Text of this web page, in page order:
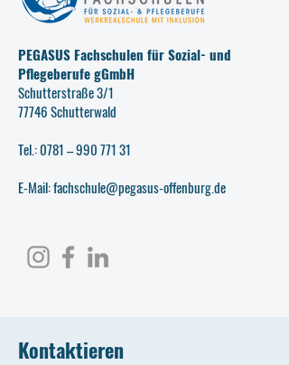
PEGASUS Fachschulen für Sozial- und
Pflegeberufe gGmbH
Schutterstraße 3/1
77746 Schutterwald
Tel.: 0781 –990 771 31
E-Mail: fachschule@pegasus-offenburg.de
Kontaktieren